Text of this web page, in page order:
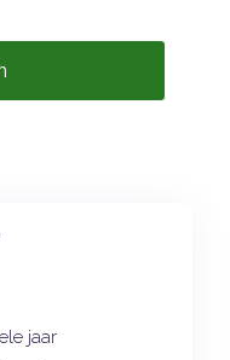
jaar